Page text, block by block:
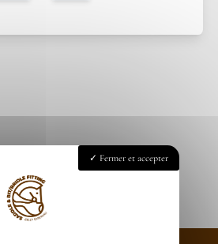
Fermer et accepter